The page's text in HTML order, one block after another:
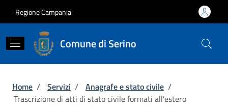
Regione Campania
Comune di Serino
Briciole di pane
Home / Servizi / Anagrafe e stato civile /
Trascrizione di atti di stato civile formati all'estero